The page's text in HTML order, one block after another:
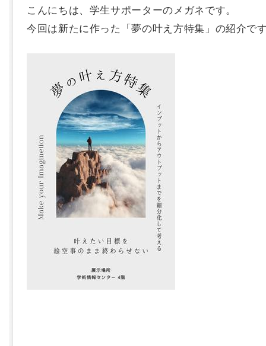
こんにちは、学生サポーターのメガネです。
今回は新たに作った「夢の叶え方特集」の紹介で